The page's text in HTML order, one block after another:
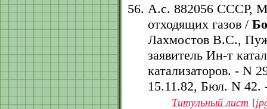
А.с. 882056 СССР,
отходящих газов /
Лахмостов В.С.,
заявитель Ин-т
катализаторов. - N
15.11.82, Бюл. N 42.
Титульный лист [